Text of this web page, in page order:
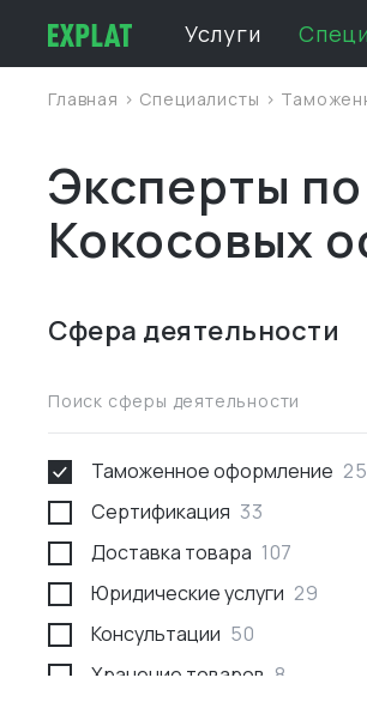
Услуги
Главная > Специалисты >
Эксперты
Кокосовых
Сфера деятельности
Поиск сферы деятельности
Таможенное оформление
Сертификация 33
Доставка товара 107
Юридические услуги 29
Консультации 50
Хранение товаров 8